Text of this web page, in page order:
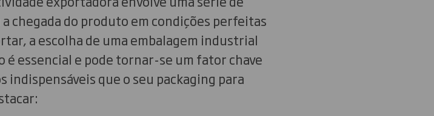
chegada do produto em condições perfeitas
a escolha de uma embalagem industrial
essencial e pode tornar-se um fator chave
que o seu packaging para